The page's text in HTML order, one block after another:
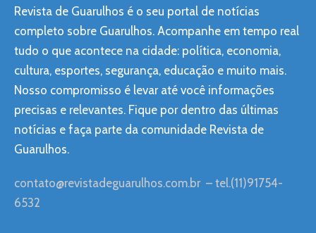
Revista de Guarulhos é o seu portal de notícias
completo sobre Guarulhos. Acompanhe em tempo real
tudo o que acontece na cidade: política, economia,
cultura, esportes, segurança, educação e muito mais.
Nosso compromisso é levar até você informações
precisas e relevantes. Fique por dentro das últimas
notícias e faça parte da comunidade Revista de
Guarulhos.
contato@revistadeguarulhos.com.br– tel.(11)91754-
6532